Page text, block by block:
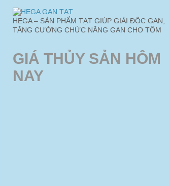
HEGA – SẢN PHẨM TẠT GIÚP GIẢI ĐỘC GAN,
TĂNG CƯỜNG CHỨC NĂNG GAN CHO TÔM
GIÁ THỦY SẢN HÔM
NAY